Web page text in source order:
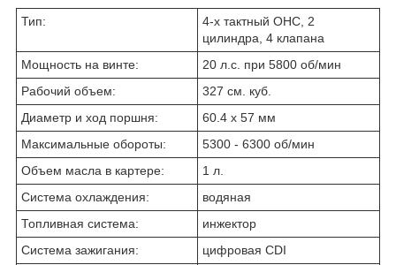
Тип:
4-х тактный OHC, 2
цилиндра, 4 клапана
Мощность на винте:
20 л.с. при 5800 об/мин
Рабочий объем:
327 см. куб.
Диаметр и ход поршня:
60.4 x 57 мм
Максимальные обороты:
5300 - 6300 об/мин
Объем масла в картере:
1 л.
Система охлаждения:
водяная
Топливная система:
инжектор
Система зажигания:
цифровая CDI